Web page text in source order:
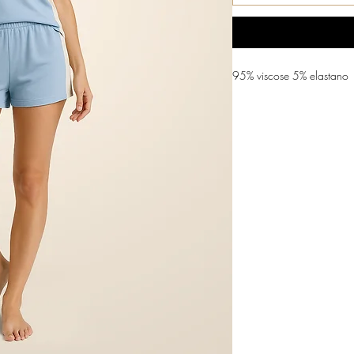
95% viscose 5% elastano